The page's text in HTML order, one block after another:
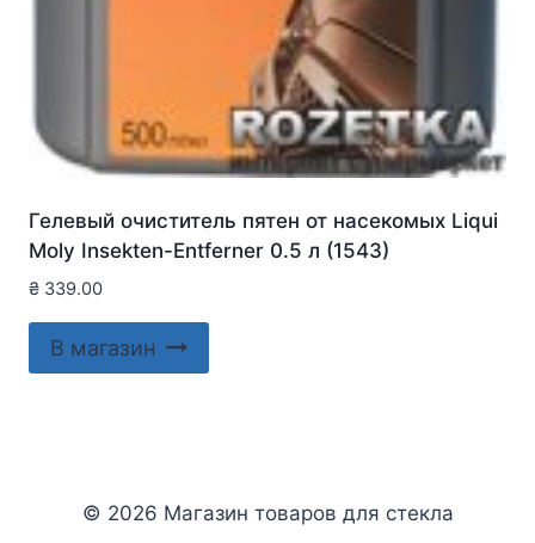
Гелевый очиститель пятен от насекомых Liqui
Moly Insekten-Entferner 0.5 л (1543)
₴ 339.00
В магазин
© 2026 Магазин товаров для стекла